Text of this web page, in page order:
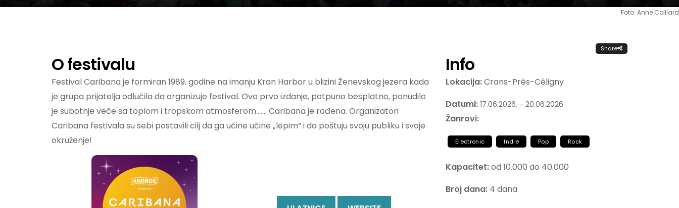
Foto: Anne Colliard
Share
O festivalu
Festival Caribana je formiran 1989. godine na imanju Kran Harbor u blizini Ženevskog jezera kada
je grupa prijatelja odlučila da organizuje festival. Ovo prvo izdanje, potpuno besplatno, ponudilo
je subotnje veče sa toplom i tropskom atmosferom……. Caribana je rođena. Organizatori
Caribana festivala su sebi postavili cilj da ga učine učine „lepim“ i da poštuju svoju publiku i svoje
okruženje!
Info
Lokacija:Crans-Près-Céligny
Datumi: 17.06.2026. - 20.06.2026.
Žanrovi:
Electronic Indie Pop Rock
Kapacitet:od 10.000 do 40.000
Broj dana: 4 dana